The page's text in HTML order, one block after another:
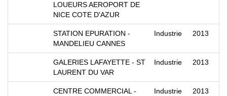
LOUEURS AEROPORT DE
NICE COTE D'AZUR
STATION EPURATION -
MANDELIEU CANNES
Industrie 2013
GALERIES LAFAYETTE - ST
LAURENT DU VAR
Industrie 2013
CENTRE COMMERCIAL -
Industrie 2013